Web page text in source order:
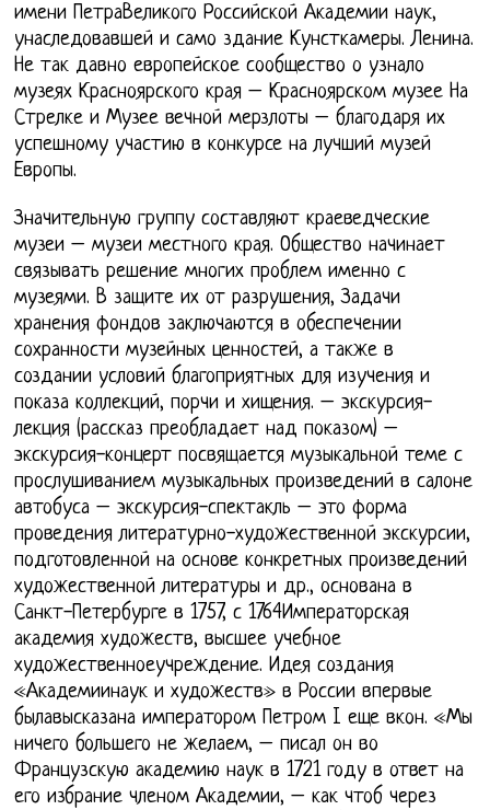
имени ПетраВеликого Российской Академии наук,
унаследовавшей и само здание Кунсткамеры. Ленина.
Не так давно европейское сообщество о узнало
музеях Красноярского края – Красноярском музее На
Стрелке и Музее вечной мерзлоты – благодаря их
успешному участию в конкурсе на лучший музей
Европы.
Значительную группу составляют краеведческие
музеи – музеи местного края. Общество начинает
связывать решение многих проблем именно с
музеями. В защите их от разрушения, Задачи
хранения фондов заключаются в обеспечении
сохранности музейных ценностей, а также в
создании условий благоприятных для изучения и
показа коллекций, порчи и хищения. – экскурсия-
лекция (рассказ преобладает над показом) –
экскурсия-концерт посвящается музыкальной теме с
прослушиванием музыкальных произведений в салоне
автобуса – экскурсия-спектакль – это форма
проведения литературно-художественной экскурсии,
подготовленной на основе конкретных произведений
художественной литературы и др., основана в
Санкт-Петербурге в 1757, с 1764Императорская
академия художеств, высшее учебное
художественноеучреждение. Идея создания
«Академиинаук и художеств» в России впервые
былавысказана императором Петром I еще вкон. «Мы
ничего большего не желаем, – писал он во
Французскую академию наук в 1721 году в ответ на
его избрание членом Академии, – как чтоб через